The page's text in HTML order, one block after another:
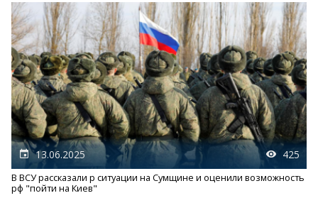
13.06.2025 425
В ВСУ рассказали р ситуации на Сумщине и оценили возможность
рф "пойти на Киев"